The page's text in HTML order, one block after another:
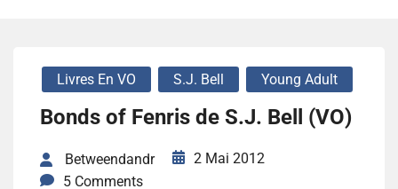
Livres En VO S.J. Bell Young Adult
Bonds of Fenris de S.J. Bell (VO)
Betweendandr
2 Mai 2012
5 Comments